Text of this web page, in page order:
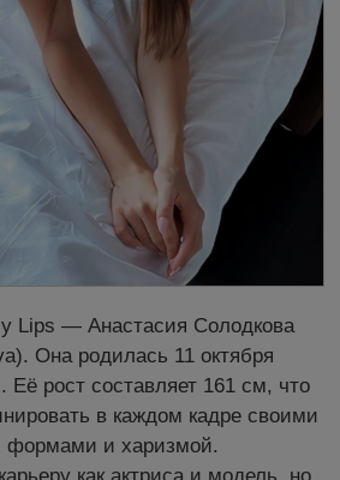
Lips — Анастасия Солодкова
Она родилась 11 октября
Её рост составляет 161 см, что
в каждом кадре своими
формами и харизмой.